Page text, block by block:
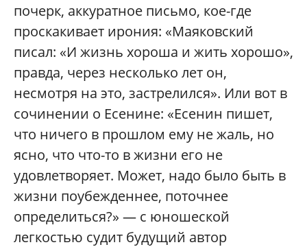
почерк, аккуратное письмо, кое-где
проскакивает ирония: «Маяковский
писал: «И жизнь хороша и жить хорошо»,
правда, через несколько лет он,
несмотря на это, застрелился». Или вот в
сочинении о Есенине: «Есенин пишет,
что ничего в прошлом ему не жаль, но
ясно, что что-то в жизни его не
удовлетворяет. Может, надо было быть в
жизни поубежденнее, поточнее
определиться?» — с юношеской
легкостью судит будущий автор